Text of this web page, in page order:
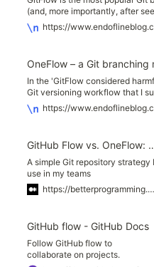
(and, more importantly, after
now, I can say with
explain why, and offer a better
https://
In the 'GitFlow considered
Git versioning workflow that I
career. Now, almost 2 years
presenting a fully fledged and
GitHub Flow vs. OneFlow:
A simple Git repository strategy I
use in my teams
https://betterprogramming.pub/a-simple-git-repository-strategy-93a0c7450f23
GitHub flow - GitHub Docs
Follow GitHub flow to
collaborate on projects.